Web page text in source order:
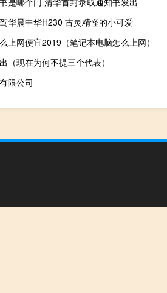
华晨中华H230 古灵精怪的小可爱
上网便宜2019（笔记本电脑怎么上网）
（现在为何不提三个代表）
限公司